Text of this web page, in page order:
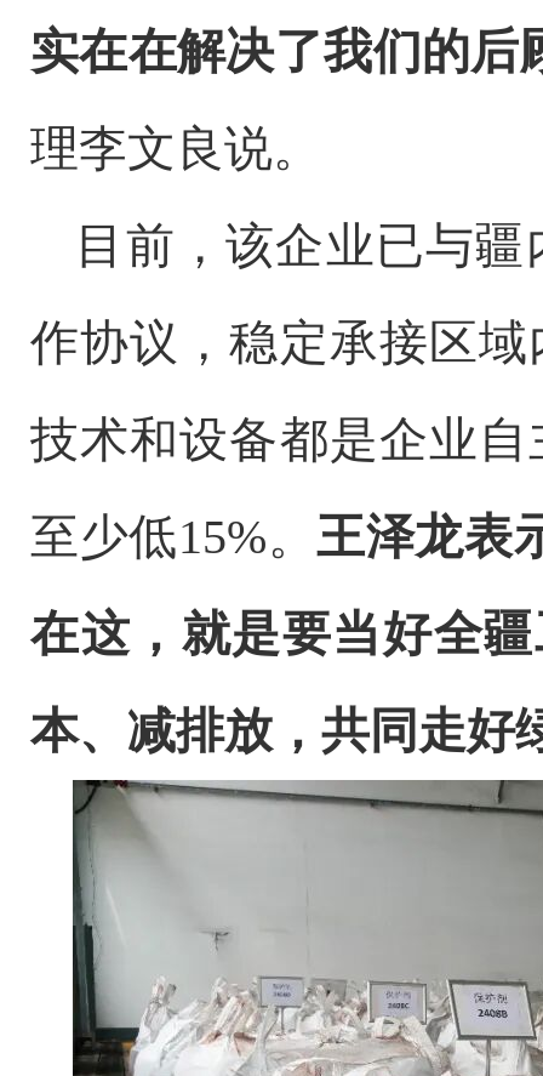
实在在解决了我们的后
理李文良说。
目前，该企业已与疆
作协议，稳定承接区
技术和设备都是企业
至少低15%。王泽龙表
在这，就是要当好全
本、减排放，共同走好